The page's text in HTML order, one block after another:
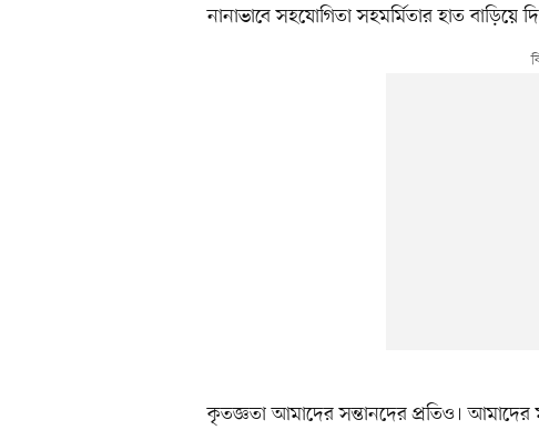
নানাভাবে সহযোগিতা সহমর্মিতার হাত
কৃতজ্ঞতা আমাদের সন্তানদের প্রতিও। আমাদের